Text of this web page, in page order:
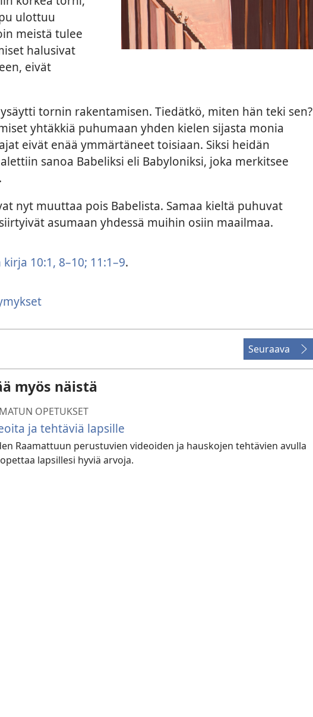
ulottuu
meistä tulee
halusivat
eivät
tornin rakentamisen. Tiedätkö, miten hän teki sen?
yhtäkkiä puhumaan yhden kielen sijasta monia
eivät enää ymmärtäneet toisiaan. Siksi heidän
sanoa Babeliksi eli Babyloniksi, joka merkitsee
nyt muuttaa pois Babelista. Samaa kieltä puhuvat
asumaan yhdessä muihin osiin maailmaa.
kirja 10:1, 8–10; 11:1–9.
Seuraava
myös näistä
OPETUKSET
ja tehtäviä lapsille
Raamattuun perustuvien videoiden ja hauskojen tehtävien avulla
lapsillesi hyviä arvoja.